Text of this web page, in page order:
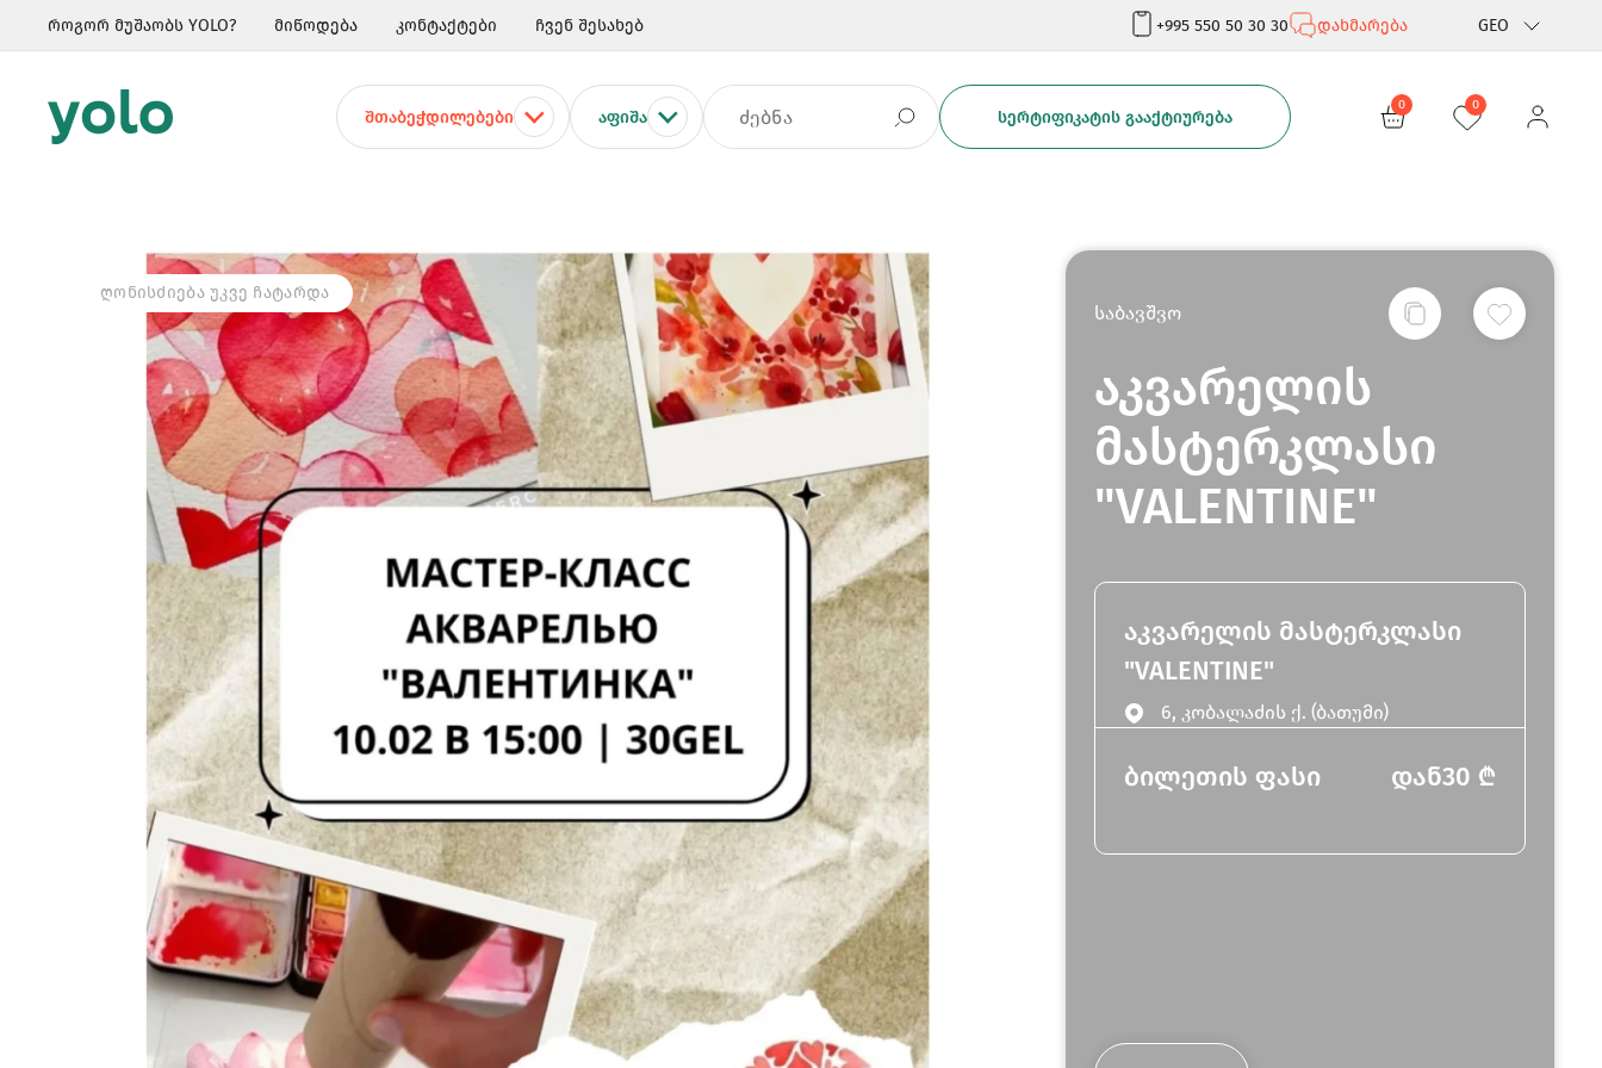
როგორ მუშაობს YOLO? მიწოდება კონტაქტები ჩვენ შესახებ +995 550 50 30 30 დახმარება GEO
Rus
ᲨᲗᲐᲑᲔᲭᲓᲘᲚᲔᲑᲔᲑᲘ ᲐᲤᲘᲨᲐ ᲡᲔᲠᲢᲘᲤᲘᲙᲐᲢᲘᲡ ᲒᲐᲐᲥᲢᲘᲣᲠᲔᲑᲐ
0 0
ᲦᲝᲜᲘᲡᲫᲘᲔᲑᲐ ᲣᲙᲕᲔ ᲩᲐᲢᲐᲠᲓᲐ
საბავშვო
აკვარელის
მასტერკლასი
"VALENTINE"
აკვარელის მასტერკლასი
"VALENTINE"
6, კობალაძის ქ. (ბათუმი)
ბილეთის ფასი დან30 ₾